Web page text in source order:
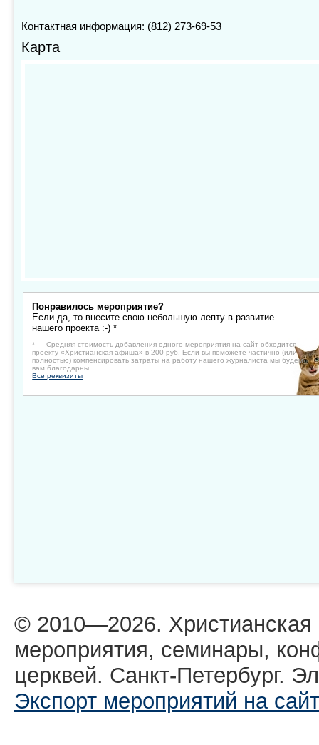
Контактная информация: (812) 273-69-53
Карта
Понравилось мероприятие?
Если да, то внесите свою небольшую лепту в развитие
нашего проекта :-) *
* — Средняя стоимость добавления одного мероприятия на сайт обходится
проекту «Христианская афиша» в 200 руб. Если вы поможете частично (или
полностью) компенсировать затраты на работу нашего журналиста мы будем
вам благодарны.
Все реквизиты
© 2010—2026.
мероприятия, семинары,
церквей. Санкт-Петербург.
Экспорт мероприятий на сайт